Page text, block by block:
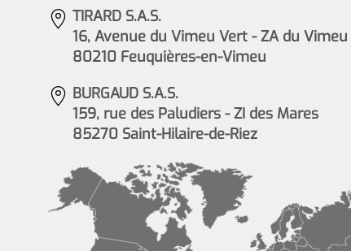
TIRARD S.A.S.
16, Avenue du Vimeu Vert - ZA du
80210 Feuquières-en-Vimeu
BURGAUD S.A.S.
159, rue des Paludiers - ZI des Mares
85270 Saint-Hilaire-de-Riez